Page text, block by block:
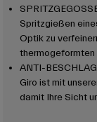
Spritzgießen
Optik zu
thermogeformten
ANTI-
Giro ist mit
damit Ihre Sicht